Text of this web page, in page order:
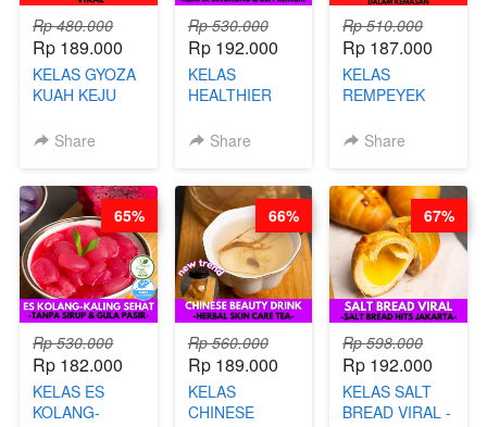
Rp 480.000
Rp 189.000
KELAS GYOZA
KUAH KEJU
CHEF DITA
Share
Rp 530.000
Rp 192.000
KELAS
HEALTHIER
KERIPIK
BY CHEF DITA
Share
Rp 510.000
Rp 187.000
KELAS
REMPEYEK
KEMASAN - BY
Share
Rp 530.000
Rp 182.000
KELAS ES
KOLANG-
65%
Rp 560.000
Rp 189.000
KELAS
CHINESE
66%
Rp 598.000
Rp 192.000
KELAS SALT
BREAD VIRAL -
67%